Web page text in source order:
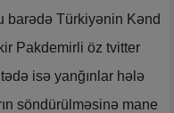
barədə Türkiyənin Kənd
Pakdemirli öz tvitter
isə yanğınlar hələ
söndürülməsinə mane